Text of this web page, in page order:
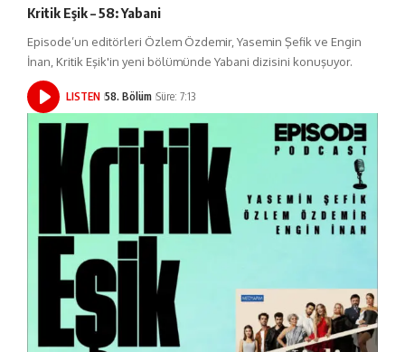
Kritik Eşik – 58: Yabani
Episode’un editörleri Özlem Özdemir, Yasemin Şefik ve Engin
İnan, Kritik Eşik'in yeni bölümünde Yabani dizisini konuşuyor.
LISTEN 58. Bölüm Süre: 7:13